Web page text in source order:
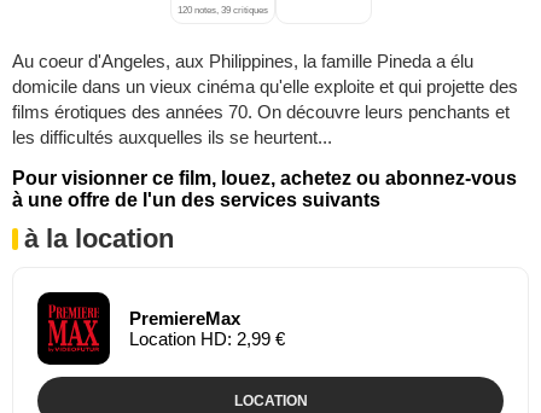
120 notes, 39 critiques
Au coeur d'Angeles, aux Philippines, la famille Pineda a élu
domicile dans un vieux cinéma qu'elle exploite et qui projette des
films érotiques des années 70. On découvre leurs penchants et
les difficultés auxquelles ils se heurtent...
Pour visionner ce film, louez, achetez ou abonnez-vous
à une offre de l'un des services suivants
à la location
PremiereMax
Location HD: 2,99 €
LOCATION